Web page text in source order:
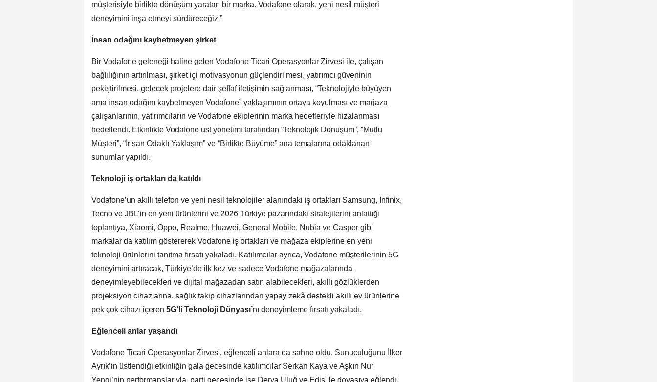
müşterisiyle birlikte dönüşüm yaratan bir marka. Vodafone olarak, yeni nesil müşteri
deneyimini inşa etmeyi sürdüreceğiz.”
İnsan odağını kaybetmeyen şirket
Bir Vodafone geleneği haline gelen Vodafone Ticari Operasyonlar Zirvesi ile, çalışan
bağlılığının artırılması, şirket içi motivasyonun güçlendirilmesi, yatırımcı güveninin
pekiştirilmesi, gelecek projelere dair şeffaf iletişimin sağlanması, “Teknolojiyle büyüyen
ama insan odağını kaybetmeyen Vodafone” yaklaşımının ortaya koyulması ve mağaza
çalışanlarının, yatırımcıların ve Vodafone ekiplerinin marka hedefleriyle hizalanması
hedeflendi. Etkinlikte Vodafone üst yönetimi tarafından “Teknolojik Dönüşüm”, “Mutlu
Müşteri”, “İnsan Odaklı Yaklaşım” ve “Birlikte Büyüme” ana temalarına odaklanan
sunumlar yapıldı.
Teknoloji iş ortakları da katıldı
Vodafone’un akıllı telefon ve yeni nesil teknolojiler alanındaki iş ortakları Samsung, Infinix,
Tecno ve JBL’in en yeni ürünlerini ve 2026 Türkiye pazarındaki stratejilerini anlattığı
toplantıya, Xiaomi, Oppo, Realme, Huawei, General Mobile, Nubia ve Casper gibi
markalar da katılım göstererek Vodafone iş ortakları ve mağaza ekiplerine en yeni
teknoloji ürünlerini tanıtma fırsatı yakaladı. Katılımcılar ayrıca, Vodafone müşterilerinin 5G
deneyimini artıracak, Türkiye’de ilk kez ve sadece Vodafone mağazalarında
deneyimleyebilecekleri ve dijital mağazadan satın alabilecekleri, akıllı gözlüklerden
projeksiyon cihazlarına, sağlık takip cihazlarından yapay zekâ destekli akıllı ev ürünlerine
pek çok cihazı içeren 5G’li Teknoloji Dünyası’nı deneyimleme fırsatı yakaladı.
Eğlenceli anlar yaşandı
Vodafone Ticari Operasyonlar Zirvesi, eğlenceli anlara da sahne oldu. Sunuculuğunu İlker
Ayrık’in üstlendiği etkinliğin gala gecesinde katılımcılar Serkan Kaya ve Aşkın Nur
Yengi’nin performanslarıyla, parti gecesinde ise Derya Uluğ ve Edis ile doyasıya eğlendi.